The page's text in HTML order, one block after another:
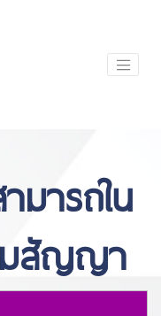
ารถใน
มสัญญา